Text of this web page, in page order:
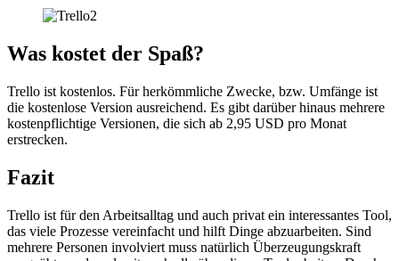
Was kostet der Spaß?
Trello ist kostenlos. Für herkömmliche Zwecke, bzw. Umfänge ist
die kostenlose Version ausreichend. Es gibt darüber hinaus mehrere
kostenpflichtige Versionen, die sich ab 2,95 USD pro Monat
erstrecken.
Fazit
Trello ist für den Arbeitsalltag und auch privat ein interessantes Tool,
das viele Prozesse vereinfacht und hilft Dinge abzuarbeiten. Sind
mehrere Personen involviert muss natürlich Überzeugungskraft